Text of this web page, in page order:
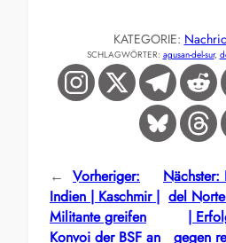
KATEGORIE:
SCHLAGWÖRTER: agusan-del-sur,
← Vorheriger:
Indien | Kaschmir |
Militante greifen
Konvoi der BSF an
Nächster:
del
|
gegen